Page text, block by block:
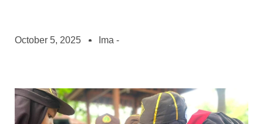
October 5, 2025 Ima -